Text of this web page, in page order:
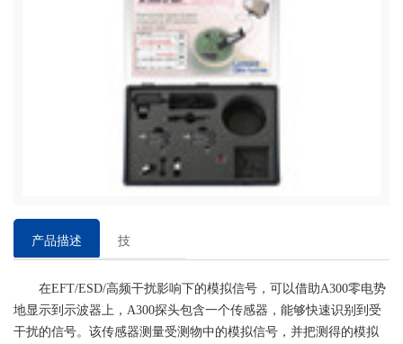
产品描述
技
参
数
在EFT/ESD/高频干扰影响下的模拟信号，可以借助A300零电势
地显示到示波器上，A300探头包含一个传感器，能够快速识别到受
干扰的信号。该传感器测量受测物中的模拟信号，并把测得的模拟